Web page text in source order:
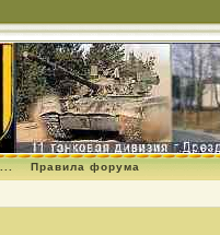
Правила форума